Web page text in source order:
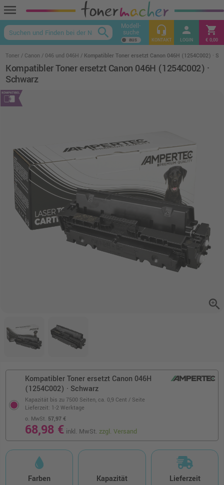
menu
keyboard_arrow_up
search Modell-
suche headset_mic
KONTAKT
person
LOGIN
shopping_cart
€ 0,00
Toner Canon 046 und 046H Kompatibler Toner ersetzt Canon 046H (1254C002) ·
Kompatibler Toner ersetzt Canon 046H (1254C002) ·
Schwarz
zoom_in
Kompatibler Toner ersetzt Canon 046H
(1254C002) · Schwarz
Kapazität bis zu 7500 Seiten, ca. 0,9 Cent / Seite
o. MwSt. 57,97 €
68,98 € inkl. MwSt.zzgl. Versand
Lieferzeit: 1-2 Werktage
Farben Kapazität Lieferzeit